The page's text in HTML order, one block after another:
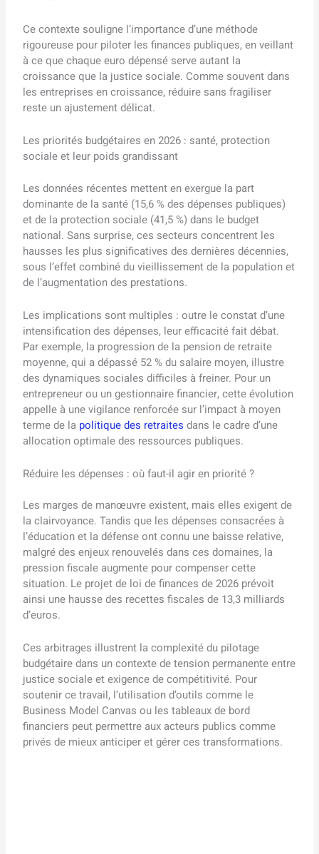
Ce contexte souligne l’importance d’une méthode
rigoureuse pour piloter les finances publiques, en veillant
à ce que chaque euro dépensé serve autant la
croissance que la justice sociale. Comme souvent dans
les entreprises en croissance, réduire sans fragiliser
reste un ajustement délicat.
Les priorités budgétaires en 2026 : santé, protection
sociale et leur poids grandissant
Les données récentes mettent en exergue la part
dominante de la santé (15,6 % des dépenses publiques)
et de la protection sociale (41,5 %) dans le budget
national. Sans surprise, ces secteurs concentrent les
hausses les plus significatives des dernières décennies,
sous l’effet combiné du vieillissement de la population et
de l’augmentation des prestations.
Les implications sont multiples : outre le constat d’une
intensification des dépenses, leur efficacité fait débat.
Par exemple, la progression de la pension de retraite
moyenne, qui a dépassé 52 % du salaire moyen, illustre
des dynamiques sociales difficiles à freiner. Pour un
entrepreneur ou un gestionnaire financier, cette évolution
appelle à une vigilance renforcée sur l’impact à moyen
terme de la politique des retraites dans le cadre d’une
allocation optimale des ressources publiques.
Réduire les dépenses : où faut-il agir en priorité ?
Les marges de manœuvre existent, mais elles exigent de
la clairvoyance. Tandis que les dépenses consacrées à
l’éducation et la défense ont connu une baisse relative,
malgré des enjeux renouvelés dans ces domaines, la
pression fiscale augmente pour compenser cette
situation. Le projet de loi de finances de 2026 prévoit
ainsi une hausse des recettes fiscales de 13,3 milliards
d’euros.
Ces arbitrages illustrent la complexité du pilotage
budgétaire dans un contexte de tension permanente entre
justice sociale et exigence de compétitivité. Pour
soutenir ce travail, l’utilisation d’outils comme le
Business Model Canvas ou les tableaux de bord
financiers peut permettre aux acteurs publics comme
privés de mieux anticiper et gérer ces transformations.